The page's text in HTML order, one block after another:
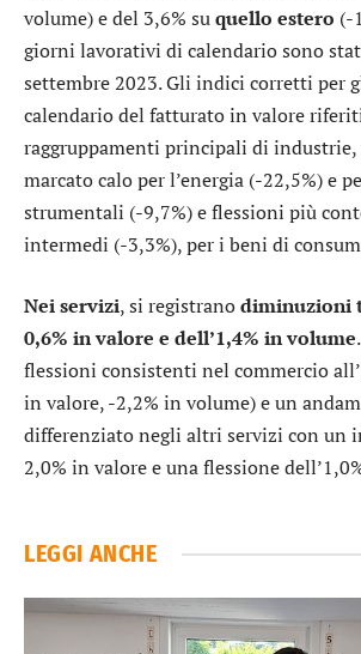
volume) e del 3,6% suquello estero (-
giorni lavorativi di calendario sono
settembre 2023. Gli indici corretti per
calendario del fatturato in valore
raggruppamenti principali di industrie,
marcato calo per l’energia (-22,5%) e
strumentali (-9,7%) e flessioni più
intermedi (-3,3%), per i beni di
Nei servizi, si registranodiminuzioni
0,6% in valore e dell’1,4% in volume
flessioni consistenti nel commercio
in valore, -2,2% in volume) e un
differenziato negli altri servizi con un
2,0% in valore e una flessione
LEGGI ANCHE